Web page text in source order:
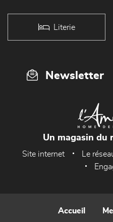
Literie
Newsletter
Un magasin du
Site internet Le
Accueil